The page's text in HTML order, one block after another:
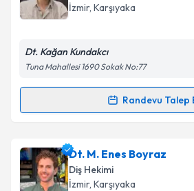
İzmir, Karşıyaka
Dt. Kağan Kundakcı
Tuna Mahallesi 1690 Sokak No:77
Randevu Talep
Randevu Takvimi Talebi
Dt. Kağan Kundakcıiçin randevu
oluşturun. Size bu uzmandan
takvim hazırlandığında e-posta
Dt. M. Enes Boyraz
Diş Hekimi
İzmir, Karşıyaka